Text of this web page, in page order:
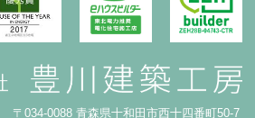
〒034-0088 青森県十和田市西十四番町50-7